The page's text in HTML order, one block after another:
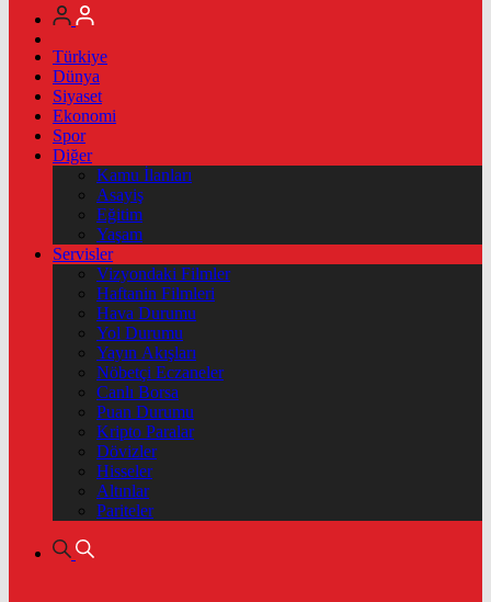
Türkiye
Dünya
Siyaset
Ekonomi
Spor
Diğer
Kamu İlanları
Asayiş
Eğitim
Yaşam
Servisler
Vizyondaki Filmler
Haftanin Filmleri
Hava Durumu
Yol Durumu
Yayın Akışları
Nöbetçi Eczaneler
Canlı Borsa
Puan Durumu
Kripto Paralar
Dövizler
Hisseler
Altınlar
Pariteler